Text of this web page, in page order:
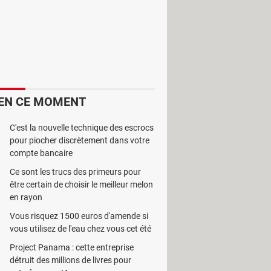
des écrans et des bordures,
en trois coloris, blanc (White
que la Chine a le droit à un
appelle "la peau nano
le Xiaomi 13 Pro s'affiche en
au bleu avec un revêtement en
CE MOMENT
C'est la nouvelle technique des escrocs
pour piocher discrètement dans votre
compte bancaire
Ce sont les trucs des primeurs pour
être certain de choisir le meilleur melon
en rayon
Vous risquez 1500 euros d'amende si
vous utilisez de l'eau chez vous cet été
Project Panama : cette entreprise
détruit des millions de livres pour